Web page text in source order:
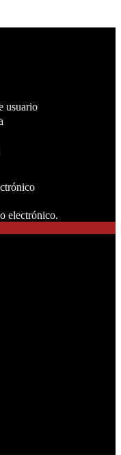
usuario
electrónico.